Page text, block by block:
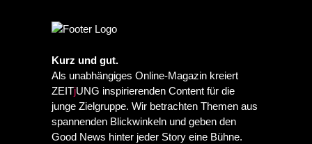
Kurz und gut.
Als unabhängiges Online-Magazin kreiert
ZEITjUNG inspirierenden Content für die
junge Zielgruppe. Wir betrachten Themen aus
spannenden Blickwinkeln und geben den
Good News hinter jeder Story eine Bühne.